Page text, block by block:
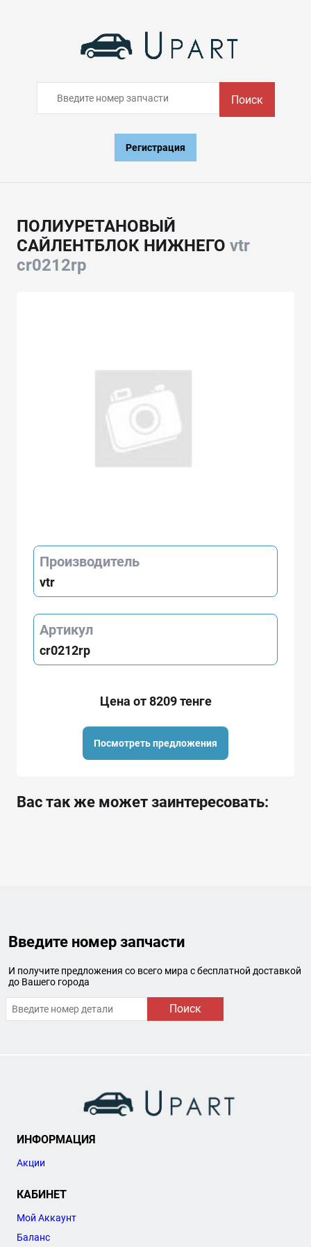
Поиск
Регистрация
ПОЛИУРЕТАНОВЫЙ
САЙЛЕНТБЛОК НИЖНЕГО vtr
cr0212rp
Производитель
vtr
Артикул
cr0212rp
Цена от 8209 тенге
Посмотреть предложения
Вас так же может заинтересовать:
Введите номер запчасти
И получите предложения со всего мира с бесплатной доставкой
до Вашего города
Поиск
ИНФОРМАЦИЯ
Акции
КАБИНЕТ
Мой Аккаунт
Баланс